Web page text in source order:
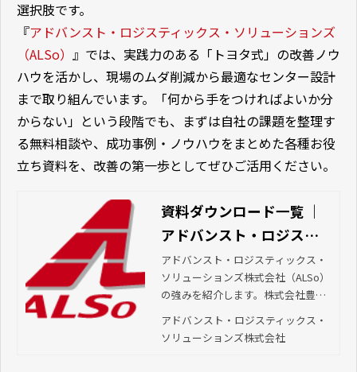
選択肢です。
『アドバンスト・ロジスティックス・ソリューションズ
（ALSo） 』では、実践力のある「トヨタ式」の改善ノウ
ハウを活かし、現場のムダ削減から最適なセンター設計
まで取り組んでいます。「何から手をつければよいか分
からない」という段階でも、まずは自社の課題を整理す
る無料相談や、成功事例・ノウハウをまとめた各種お役
立ち資料を、改善の第一歩としてぜひご活用ください。
資料ダウンロード一覧 ｜
アドバンスト・ロジステ
ィックス・ソリューショ
ンズ株式会社（ALSo）
「本物のトヨタ式」で物
流センター運営を改善
アドバンスト・ロジスティックス・
ソリューションズ株式会社（ALSo）
の強みを紹介します。株式会社豊田
自動織機（トヨタL&Fカンパニー）
の100%子会社として創業。本流の
トヨタ生産方式の改善手法を取り入
アドバンスト・ロジスティックス・
ソリューションズ株式会社